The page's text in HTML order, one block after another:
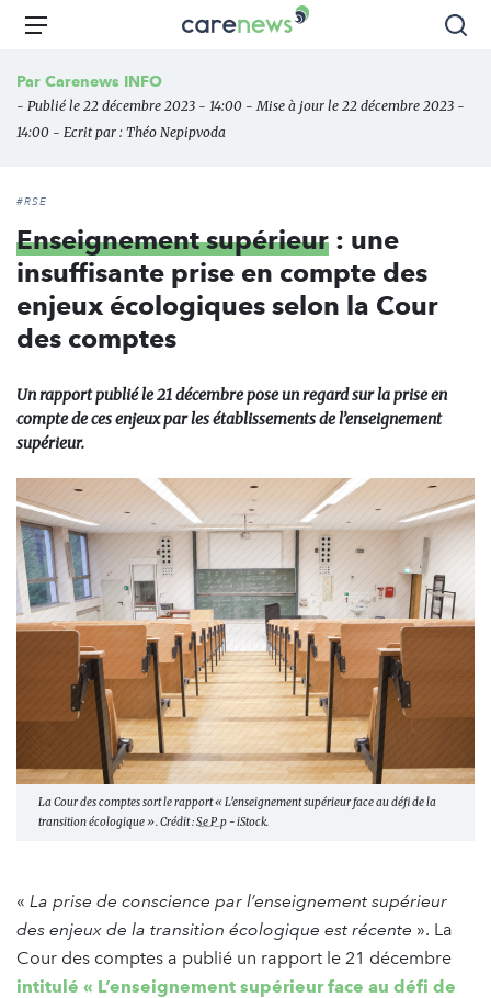
Aller
principal
Carenews,
des
acteurs
Menu
Par Carenews INFO
- Publié le 22 décembre 2023 - 14:00 - Mise à jour le 22 décembre 2023 -
14:00 - Ecrit par : Théo Nepipvoda
#RSE
Enseignement supérieur : une
insuffisante prise en compte des
enjeux écologiques selon la Cour
des comptes
Un rapport publié le 21 décembre pose un regard sur la prise en
compte de ces enjeux par les établissements de l’enseignement
supérieur.
La Cour des comptes sort le rapport « L’enseignement supérieur face au défi de la
transition écologique ». Crédit : S_e_P_p - iStock.
« La prise de conscience par l’enseignement supérieur
des enjeux de la transition écologique est récente ». La
Cour des comptes a publié un rapport le 21 décembre
intitulé « L’enseignement supérieur face au défi de